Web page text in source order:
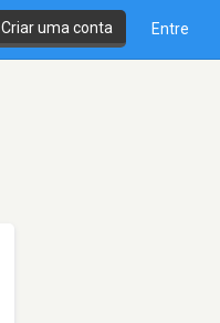
Criar uma conta Entre